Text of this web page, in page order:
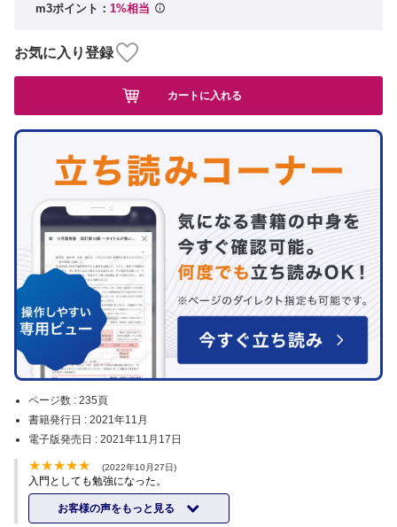
ページ数 : 235頁
書籍発行日 : 2021年11月
電子版発売日 : 2021年11月17日
(2022年10月27日)
入門としても勉強になった。
お客様の声をもっと見る
m3ポイント： 1%相当
お気に入り登録
カートに入れる